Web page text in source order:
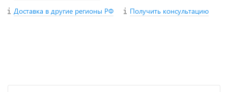
Доставка в другие регионы РФ
Получить консультацию